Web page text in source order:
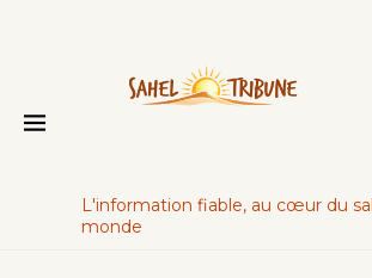
L'information fiable, au cœur du
monde